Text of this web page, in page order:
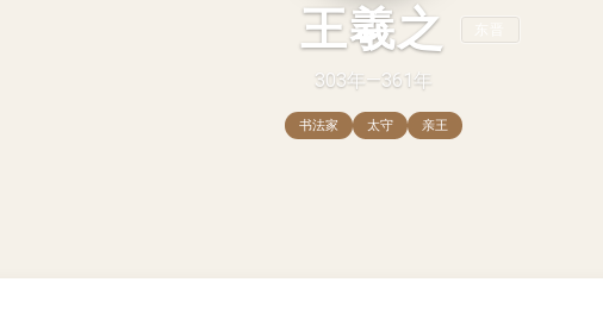
王羲之
303年—361年
书法家 太守 亲王